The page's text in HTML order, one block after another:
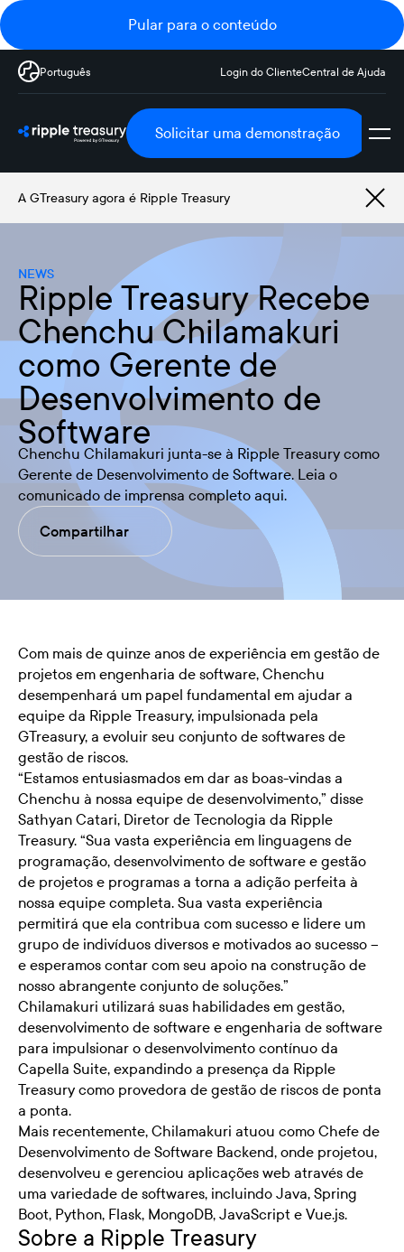
Pular para o conteúdo
Português Login do ClienteCentral de Ajuda
Solicitar uma demonstração
A GTreasury agora é Ripple Treasury
NEWS
Ripple Treasury Recebe
Chenchu Chilamakuri
como Gerente de
Desenvolvimento de
Software
Chenchu Chilamakuri junta-se à Ripple Treasury como
Gerente de Desenvolvimento de Software. Leia o
comunicado de imprensa completo aqui.
Compartilhar
Com mais de quinze anos de experiência em gestão de
projetos em engenharia de software, Chenchu
desempenhará um papel fundamental em ajudar a
equipe da Ripple Treasury, impulsionada pela
GTreasury, a evoluir seu conjunto de softwares de
gestão de riscos.
“Estamos entusiasmados em dar as boas-vindas a
Chenchu à nossa equipe de desenvolvimento,” disse
Sathyan Catari, Diretor de Tecnologia da Ripple
Treasury. “Sua vasta experiência em linguagens de
programação, desenvolvimento de software e gestão
de projetos e programas a torna a adição perfeita à
nossa equipe completa. Sua vasta experiência
permitirá que ela contribua com sucesso e lidere um
grupo de indivíduos diversos e motivados ao sucesso –
e esperamos contar com seu apoio na construção de
nosso abrangente conjunto de soluções.”
Chilamakuri utilizará suas habilidades em gestão,
desenvolvimento de software e engenharia de software
para impulsionar o desenvolvimento contínuo da
Capella Suite, expandindo a presença da Ripple
Treasury como provedora de gestão de riscos de ponta
a ponta.
Mais recentemente, Chilamakuri atuou como Chefe de
Desenvolvimento de Software Backend, onde projetou,
desenvolveu e gerenciou aplicações web através de
uma variedade de softwares, incluindo Java, Spring
Boot, Python, Flask, MongoDB, JavaScript e Vue.js.
Sobre a Ripple Treasury